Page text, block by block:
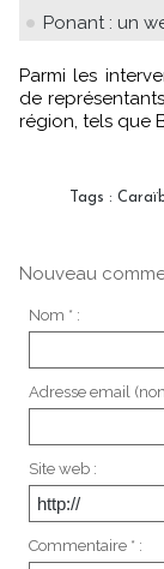
Ponant : un
Parmi les intervenants, il faudra compter sur la présence
de
région, tels que
Tags :
Nouveau
Nom * :
Adresse email
Site web :
Commentaire * :